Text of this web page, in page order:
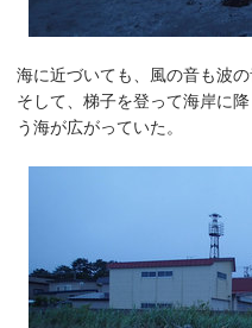
海に近づいても、風の音も波の
そして、梯子を登って海岸に
う海が広がっていた。